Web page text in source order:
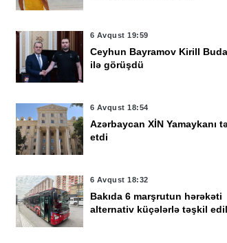
5 Avqust 22:40
Şəkidə 7 hektar ərazidə
yanğın baş verdi
6 Avqust 19:59
Ceyhun Bayramov Kirill
ilə görüşdü
6 Avqust 18:54
Azərbaycan XİN Yamaykanı
etdi
6 Avqust 18:32
Bakıda 6 marşrutun hərəkəti
alternativ küçələrlə təşkil